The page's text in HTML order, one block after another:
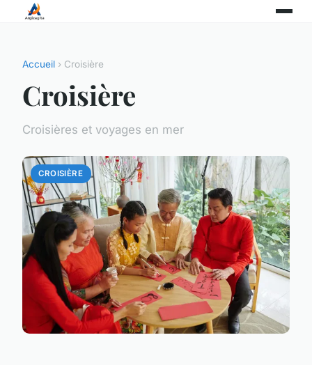
Accueil › Croisière
Croisière
Croisières et voyages en mer
CROISIÈRE